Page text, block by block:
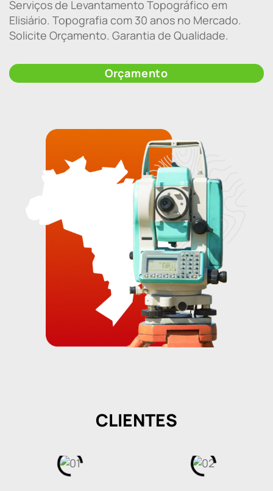
Serviços de Levantamento Topográfico em
Elisiário. Topografia com 30 anos no Mercado.
Solicite Orçamento. Garantia de Qualidade.
Orçamento
CLIENTES